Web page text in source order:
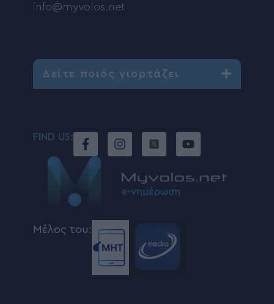
info@myvolos.net
Δείτε ποιός γιορτάζει
FIND US:
Μέλος του: